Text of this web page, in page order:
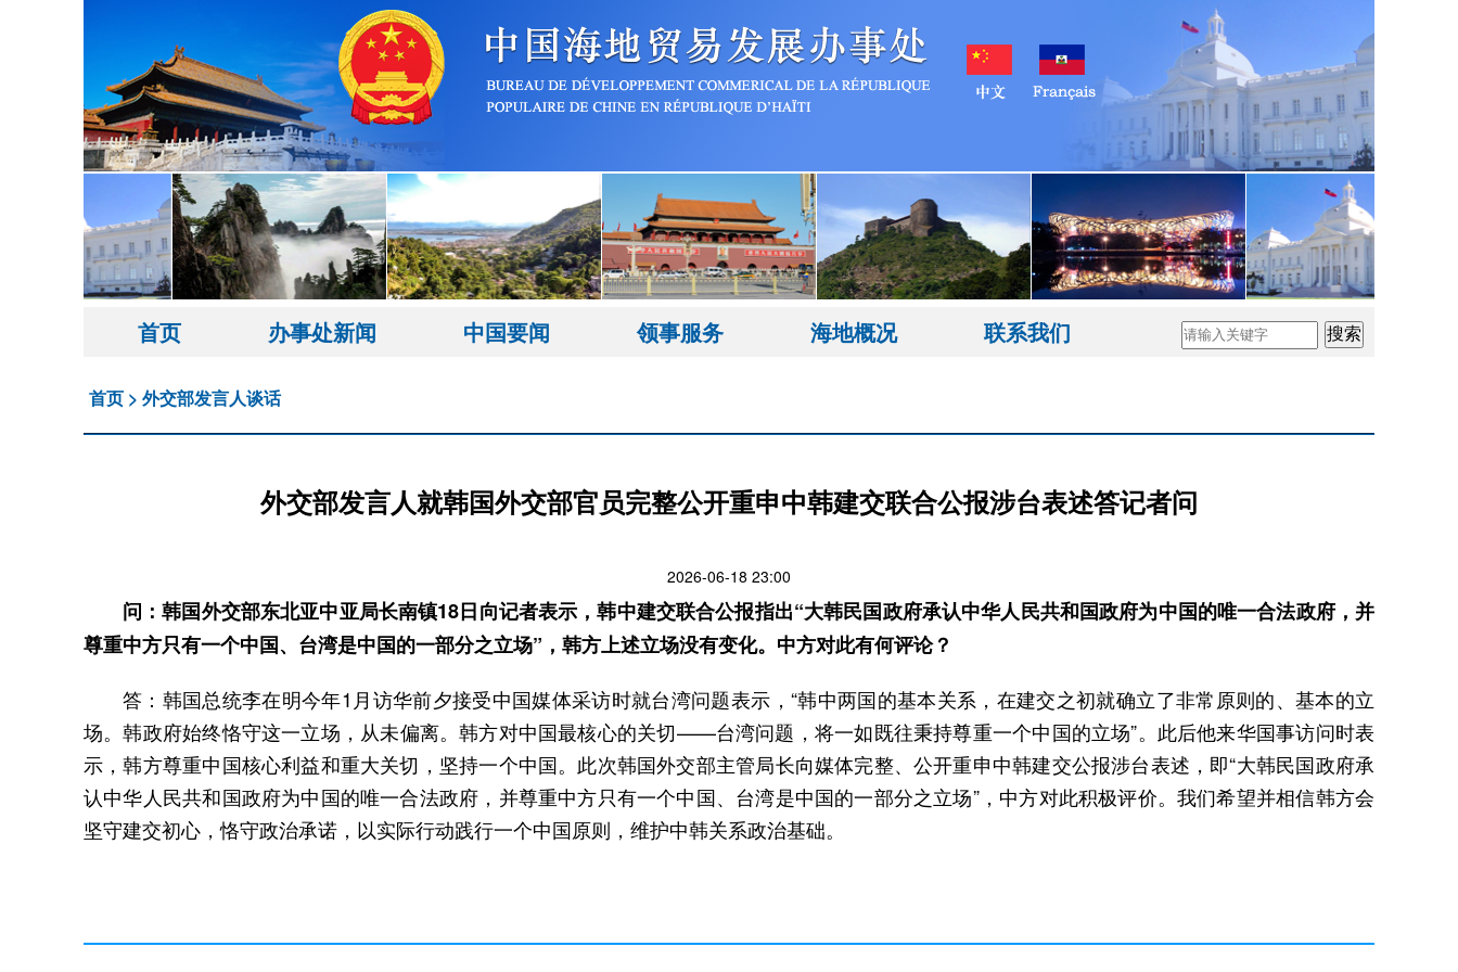
首页 办事处新闻 中国要闻 领事服务 海地概况 联系我们 搜索
首页 > 外交部发言人谈话
外交部发言人就韩国外交部官员完整公开重申中韩建交联合公报涉台表述答记者问
2026-06-18 23:00
问：韩国外交部东北亚中亚局长南镇18日向记者表示，韩中建交联合公报指出“大韩民国政府承认中华人民共和国政府为中国的唯一合法政府，并
尊重中方只有一个中国、台湾是中国的一部分之立场”，韩方上述立场没有变化。中方对此有何评论？
答：韩国总统李在明今年1月访华前夕接受中国媒体采访时就台湾问题表示，“韩中两国的基本关系，在建交之初就确立了非常原则的、基本的立
场。韩政府始终恪守这一立场，从未偏离。韩方对中国最核心的关切——台湾问题，将一如既往秉持尊重一个中国的立场”。此后他来华国事访问时表
示，韩方尊重中国核心利益和重大关切，坚持一个中国。此次韩国外交部主管局长向媒体完整、公开重申中韩建交公报涉台表述，即“大韩民国政府承
认中华人民共和国政府为中国的唯一合法政府，并尊重中方只有一个中国、台湾是中国的一部分之立场”，中方对此积极评价。我们希望并相信韩方会
坚守建交初心，恪守政治承诺，以实际行动践行一个中国原则，维护中韩关系政治基础。